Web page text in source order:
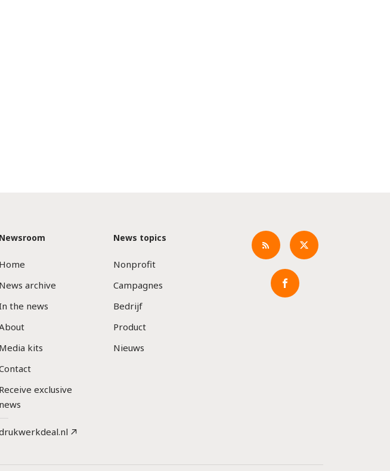
Newsroom
Home
News archive
the news
Media kits
Receive exclusive
news
News topics
Nonprofit
Campagnes
Bedrijf
Product
Nieuws